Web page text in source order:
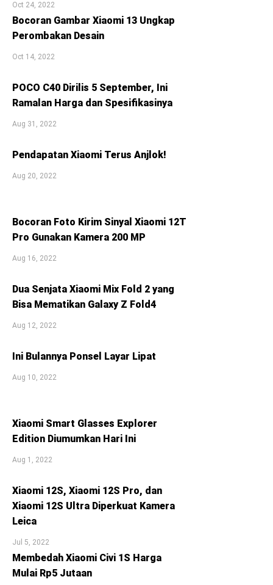
Oct 24, 2022
Bocoran Gambar Xiaomi 13 Ungkap
Perombakan Desain
Oct 14, 2022
POCO C40 Dirilis 5 September, Ini
Ramalan Harga dan Spesifikasinya
Aug 31, 2022
Pendapatan Xiaomi Terus Anjlok!
Aug 20, 2022
Bocoran Foto Kirim Sinyal Xiaomi 12T
Pro Gunakan Kamera 200 MP
Aug 16, 2022
Dua Senjata Xiaomi Mix Fold 2 yang
Bisa Mematikan Galaxy Z Fold4
Aug 12, 2022
Ini Bulannya Ponsel Layar Lipat
Aug 10, 2022
Xiaomi Smart Glasses Explorer
Edition Diumumkan Hari Ini
Aug 1, 2022
Xiaomi 12S, Xiaomi 12S Pro, dan
Xiaomi 12S Ultra Diperkuat Kamera
Leica
Jul 5, 2022
Membedah Xiaomi Civi 1S Harga
Mulai Rp5 Jutaan